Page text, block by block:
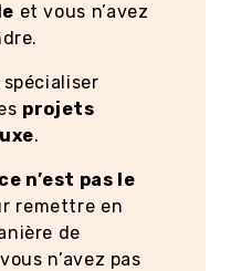
et vous n’avez
projets
.
ce n’est pas le
remettre en
de
n’avez pas